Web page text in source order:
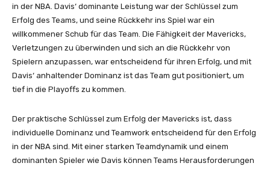
in der NBA. Davis‘ dominante Leistung war der Schlüssel zum
Erfolg des Teams, und seine Rückkehr ins Spiel war ein
willkommener Schub für das Team. Die Fähigkeit der Mavericks,
Verletzungen zu überwinden und sich an die Rückkehr von
Spielern anzupassen, war entscheidend für ihren Erfolg, und mit
Davis‘ anhaltender Dominanz ist das Team gut positioniert, um
tief in die Playoffs zu kommen.
Der praktische Schlüssel zum Erfolg der Mavericks ist, dass
individuelle Dominanz und Teamwork entscheidend für den Erfolg
in der NBA sind. Mit einer starken Teamdynamik und einem
dominanten Spieler wie Davis können Teams Herausforderungen